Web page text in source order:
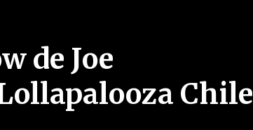
de Joe
Chile